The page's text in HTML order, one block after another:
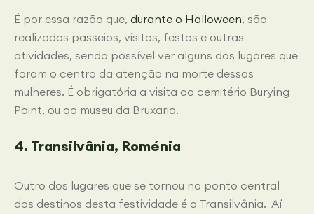
É por essa razão que, durante o Halloween, são
realizados passeios, visitas, festas e outras
atividades, sendo possível ver alguns dos lugares que
foram o centro da atenção na morte dessas
mulheres. É obrigatória a visita ao cemitério Burying
Point, ou ao museu da Bruxaria.
4. Transilvânia, Roménia
Outro dos lugares que se tornou no ponto central
dos destinos desta festividade é a Transilvânia. Aí